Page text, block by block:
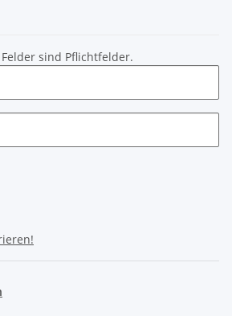
sind Pflichtfelder.